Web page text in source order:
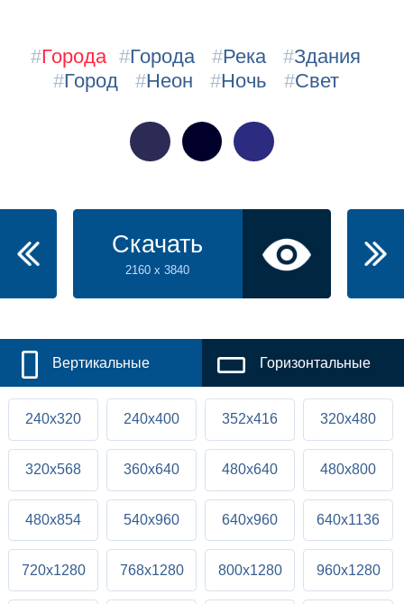
#Города #Города #Река #Здания
#Город #Неон #Ночь #Свет
Скачать
2160 x 3840
Вертикальные Горизонтальные
240x320 240x400 352x416 320x480
320x568 360x640 480x640 480x800
480x854 540x960 640x960 640x1136
720x1280 768x1280 800x1280 960x1280